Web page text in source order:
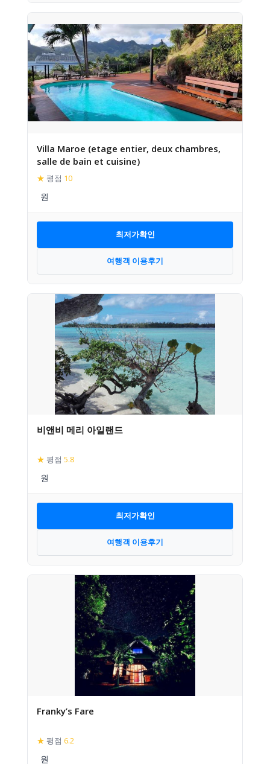
Villa Maroe (etage entier, deux chambres,
salle de bain et cuisine)
★ 평점 10
최저가확인
여행객 이용후기
비앤비 메리 아일랜드
★ 평점 5.8
최저가확인
여행객 이용후기
Franky’s Fare
★ 평점 6.2